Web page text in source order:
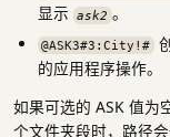
显示
ask2 。
@ASK3#3:City!#
的应用程序操作。
如果可选的 ASK 值为
个文件夹段时，路径